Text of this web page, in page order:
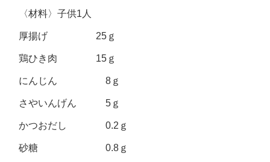
〈材料〉子供1人
厚揚げ 25ｇ
鶏ひき肉 15ｇ
にんじん 8ｇ
さやいんげん 5ｇ
かつおだし 0.2ｇ
砂糖 0.8ｇ